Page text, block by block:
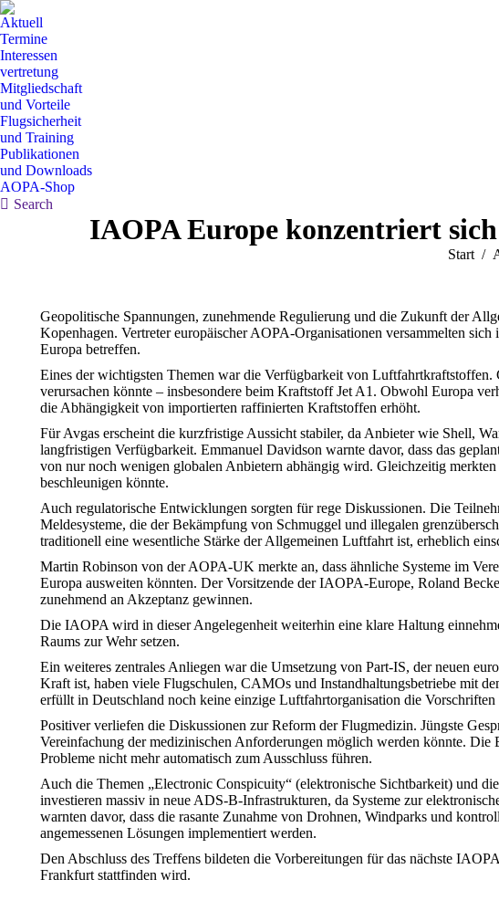
Aktuell
Termine
Interessen
vertretung
Mitgliedschaft
und Vorteile
Flugsicherheit
und Training
Publikationen
und Downloads
AOPA-Shop
Search:
Search
IAOPA Europe konzentriert
Sie
Start
Geopolitische Spannungen, zunehmende Regulierung und die Zukunft der
Kopenhagen. Vertreter europäischer AOPA-Organisationen versammelten
Europa betreffen.
Eines der wichtigsten Themen war die Verfügbarkeit von Luftfahrtkraftstoffen.
verursachen könnte – insbesondere beim Kraftstoff Jet A1. Obwohl Europa
die Abhängigkeit von importierten raffinierten Kraftstoffen erhöht.
Für Avgas erscheint die kurzfristige Aussicht stabiler, da Anbieter wie Shell,
langfristigen Verfügbarkeit. Emmanuel Davidson warnte davor, dass das
von nur noch wenigen globalen Anbietern abhängig wird. Gleichzeitig
beschleunigen könnte.
Auch regulatorische Entwicklungen sorgten für rege Diskussionen. Die
Meldesysteme, die der Bekämpfung von Schmuggel und illegalen
traditionell eine wesentliche Stärke der Allgemeinen Luftfahrt ist, erheblich
Martin Robinson von der AOPA-UK merkte an, dass ähnliche Systeme im
Europa ausweiten könnten. Der Vorsitzende der IAOPA-Europe, Roland
zunehmend an Akzeptanz gewinnen.
Die IAOPA wird in dieser Angelegenheit weiterhin eine klare Haltung
Raums zur Wehr setzen.
Ein weiteres zentrales Anliegen war die Umsetzung von Part-IS, der neuen
Kraft ist, haben viele Flugschulen, CAMOs und Instandhaltungsbetriebe mit
erfüllt in Deutschland noch keine einzige Luftfahrtorganisation die
Positiver verliefen die Diskussionen zur Reform der Flugmedizin. Jüngste
Vereinfachung der medizinischen Anforderungen möglich werden könnte.
Probleme nicht mehr automatisch zum Ausschluss führen.
Auch die Themen „Electronic Conspicuity“ (elektronische Sichtbarkeit) und
investieren massiv in neue ADS-B-Infrastrukturen, da Systeme zur
warnten davor, dass die rasante Zunahme von Drohnen, Windparks und
angemessenen Lösungen implementiert werden.
Den Abschluss des Treffens bildeten die Vorbereitungen für das nächste
Frankfurt stattfinden wird.